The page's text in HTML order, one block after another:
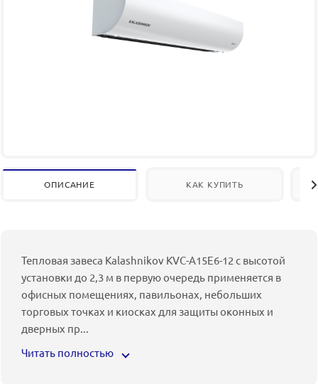
ОПИСАНИЕ КАК КУПИТЬ
Тепловая завеса Kalashnikov KVC-A15E6-12 с высотой
установки до 2,3 м в первую очередь применяется в
офисных помещениях, павильонах, небольших
торговых точках и киосках для защиты оконных и
дверных пр...
Читать полностью